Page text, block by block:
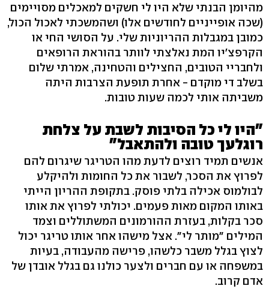
מהיומן הבנתי שלא היו לי חשקים למאכלים מסויימים
(שכה אופייניים לחודשים אלו) ושהמשכתי לאכול הכול,
כמובן במגבלות ההריוניות שלי. על הסושי החי או
הקרפצ'יו המת נאלצתי לוותר בהוראת הרופאים
ולחבריי הטובים, החצילים והטחינה, אמרתי שלום
בשלב די מוקדם - אחרת תופעת הצרבות היתה
משביתה אותי לכמה שעות טובות.
"היו לי כל הסיבות לשבת על צלחת
רוגלעך טובה ולהתאבל"
אנשים תמיד רוצים לדעת מהו הטריגר שיגרום להם
לפרוץ את הסכר, לשבור את כל החומות ולהיקלע
לבולמוס אכילה בלתי פוסק. בתקופת ההריון הייתי
באותו המקום מאות פעמים. יכולתי לפרוץ את אותו
סכר בקלות, בעזרת ההורמונים המשתוללים וצמד
המילים "מותר לי". אצל מישהו אחר אותו טריגר יכול
לצוץ בגלל משבר כלשהו, פרישה מהעבודה, בעיות
במשפחה או עם חברים ולצער כולנו גם בגלל אובדן של
אדם קרוב.